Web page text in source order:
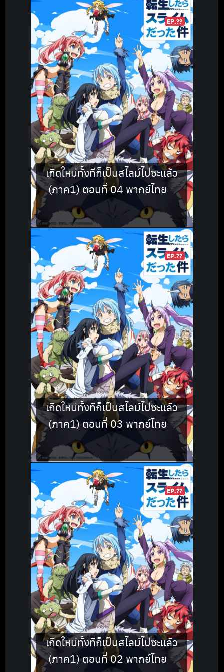
EP.??
เกิดใหม่ทั้งทีก็เป็นสไลม์ไปซะแล้ว
(ภาค1) ตอนที่ 04 พากย์ไทย
EP.??
เกิดใหม่ทั้งทีก็เป็นสไลม์ไปซะแล้ว
(ภาค1) ตอนที่ 03 พากย์ไทย
EP.??
เกิดใหม่ทั้งทีก็เป็นสไลม์ไปซะแล้ว
(ภาค1) ตอนที่ 02 พากย์ไทย